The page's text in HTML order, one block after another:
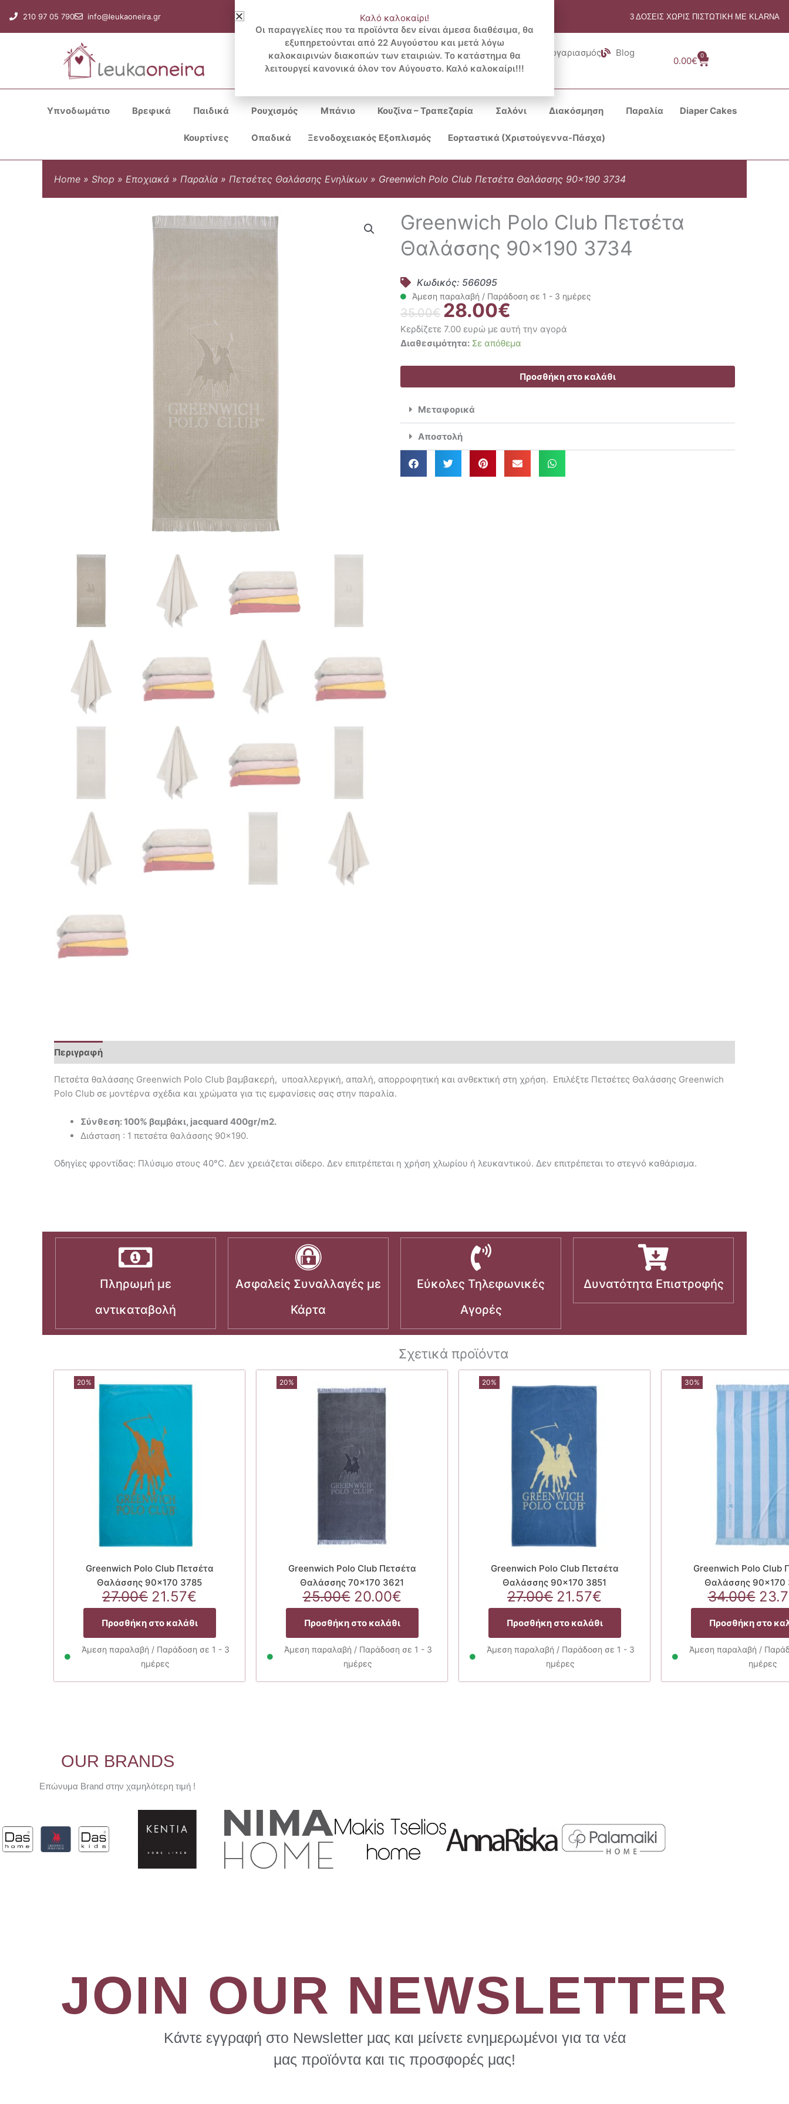
στο
περιεχόμενο
210 97 05 790 info@leukaoneira.gr 3 ΔΟΣΕΙΣ ΧΩΡΙΣ ΠΙΣΤΩΤΙΚΗ ΜΕ KLARNA
Search
...
Λογαριασμός Blog
0.00€
0
Cart
Υπνοδωμάτιο Βρεφικά Παιδικά Ρουχισμός Μπάνιο Κουζίνα – Τραπεζαρία Σαλόνι Διακόσμηση Παραλία Diaper Cakes
Κουρτίνες Οπαδικά Ξενοδοχειακός Εξοπλισμός Εορταστικά (Χριστούγεννα-Πάσχα)
Home » Shop » Εποχιακά » Παραλία » Πετσέτες Θαλάσσης Ενηλίκων » Greenwich Polo Club Πετσέτα Θαλάσσης 90×190 3734
Greenwich Polo Club Πετσέτα
Θαλάσσης 90×190 3734
Κωδικός: 566095
Άμεση παραλαβή / Παράδοση σε 1 - 3 ημέρες
35.00€ Original
price
was:
35.00€.
28.00€
τρέχουσα
τιμή
είναι:
28.00€.
Κερδίζετε 7.00 ευρώ με αυτή την αγορά
Διαθεσιμότητα: Σε απόθεμα
Greenwich
Club
Πετσέτα
90x190
3734
ποσότητα
Προσθήκη στο καλάθι
Μεταφορικά
Αποστολή
Περιγραφή
Πετσέτα θαλάσσης Greenwich Polo Club βαμβακερή, υποαλλεργική, απαλή, απορροφητική και ανθεκτική στη χρήση. Επιλέξτε Πετσέτες Θαλάσσης Greenwich
Polo Club σε μοντέρνα σχέδια και χρώματα για τις εμφανίσεις σας στην παραλία.
Σύνθεση: 100% βαμβάκι, jacquard 400gr/m2.
Διάσταση : 1 πετσέτα θαλάσσης 90×190.
Οδηγίες φροντίδας: Πλύσιμο στους 40°C. Δεν χρειάζεται σίδερο. Δεν επιτρέπεται η χρήση χλωρίου ή λευκαντικού. Δεν επιτρέπεται το στεγνό καθάρισμα.
Πληρωμή με
αντικαταβολή
Ασφαλείς Συναλλαγές με
Κάρτα
Εύκολες Τηλεφωνικές
Αγορές
Δυνατότητα Επιστροφής
Σχετικά προϊόντα
20%
Greenwich Polo Club Πετσέτα
Θαλάσσης 90×170 3785
27.00€ Original
price
was:
27.00€.
21.57€
τρέχουσα
τιμή
είναι:
21.57€.
Προσθήκη στο καλάθι
Άμεση παραλαβή / Παράδοση σε 1 - 3
ημέρες
20%
Greenwich Polo Club Πετσέτα
Θαλάσσης 70×170 3621
25.00€ Original
price
was:
25.00€.
20.00€Η
τρέχουσα
είναι:
20.00€.
Προσθήκη στο καλάθι
Άμεση παραλαβή / Παράδοση σε 1 - 3
ημέρες
20%
Greenwich Polo Club Πετσέτα
Θαλάσσης 90×170 3851
27.00€ Original
price
was:
27.00€.
21.57€
τρέχουσα
τιμή
είναι:
21.57€.
Προσθήκη στο καλάθι
Άμεση παραλαβή / Παράδοση σε 1 - 3
ημέρες
30%
Greenwich Polo Club
Θαλάσσης 90×170
34.00€
Προσθήκη στο
Άμεση παραλαβή /
ημέρες
OUR BRANDS
Επώνυμα Brand στην χαμηλότερη τιμή !
JOIN OUR NEWSLETTER
Κάντε εγγραφή στο Newsletter μας και μείνετε ενημερωμένοι για τα νέα
μας προϊόντα και τις προσφορές μας!
Καλό καλοκαίρι!
Οι παραγγελίες που τα προϊόντα δεν είναι άμεσα διαθέσιμα, θα
εξυπηρετούνται από 22 Αυγούστου και μετά λόγω
καλοκαιρινών διακοπών των εταιριών. Το κατάστημα θα
λειτουργεί κανονικά όλον τον Αύγουστο. Καλό καλοκαίρι!!!